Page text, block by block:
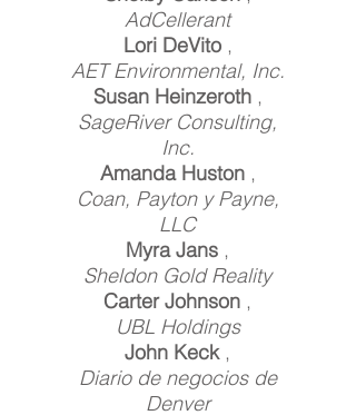
AdCellerant
Lori DeVito,
AET Environmental, Inc.
Susan Heinzeroth,
SageRiver Consulting,
Inc.
Amanda Huston,
Coan, Payton y Payne,
LLC
Myra Jans ,
Sheldon Gold Reality
Carter Johnson ,
UBL Holdings
John Keck,
Diario de negocios de
Denver